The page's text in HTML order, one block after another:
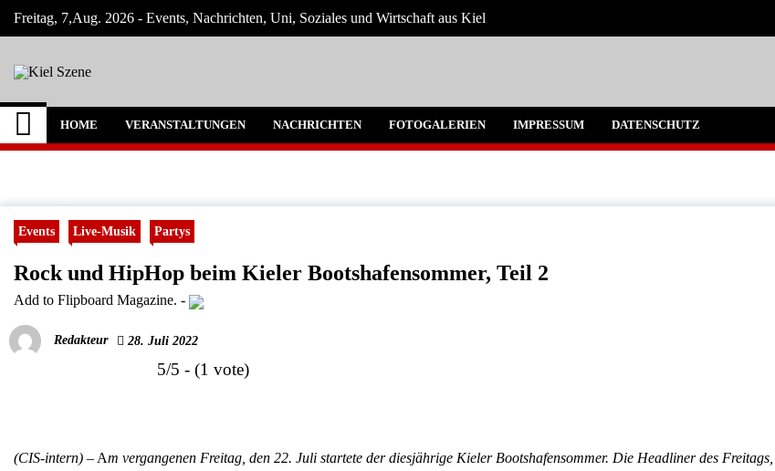
Skip
Freitag, 7,Aug. 2026 - Events, Nachrichten, Uni, Soziales und Wirtschaft aus Kiel
Kiel Szene
Neuigkeiten und Nachrichten aus Kiel und Umgebung
HOME VERANSTALTUNGEN NACHRICHTEN FOTOGALERIEN IMPRESSUM DATENSCHUTZ
Events Live-Musik Partys
Rock und HipHop beim Kieler Bootshafensommer, Teil 2
Add to Flipboard Magazine. -
Redakteur 28. Juli 2022
5/5 - (1 vote)
(CIS-intern) – Am vergangenen Freitag, den 22. Juli startete der diesjährige Kieler Bootshafensommer. Die Headliner des